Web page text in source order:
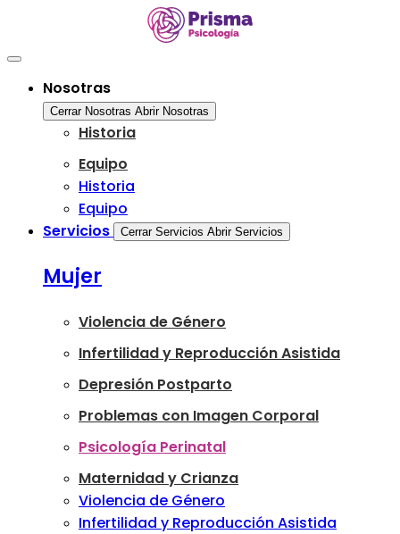
Nosotras
Cerrar Nosotras Abrir Nosotras
Historia
Equipo
Historia
Equipo
Servicios
Cerrar Servicios Abrir Servicios
Mujer
Violencia de Género
Infertilidad y Reproducción Asistida
Depresión Postparto
Problemas con Imagen Corporal
Psicología Perinatal
Maternidad y Crianza
Violencia de Género
Infertilidad y Reproducción Asistida